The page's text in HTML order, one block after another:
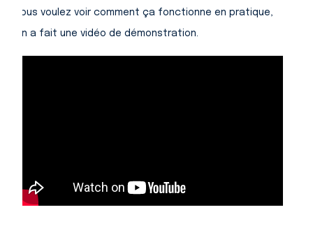
vous voulez voir comment ça fonctionne en pratique,
on a fait une vidéo de démonstration.